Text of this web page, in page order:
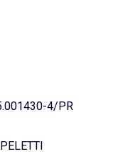
4/PR